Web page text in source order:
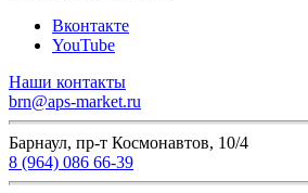
Вконтакте
YouTube
Наши контакты
brn@aps-market.ru
Барнаул, пр-т Космонавтов, 10/4
8 (964) 086 66-39